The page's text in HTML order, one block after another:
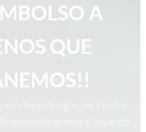
A
QUE
es «Texas Tough» para todos
previa al acuerdo